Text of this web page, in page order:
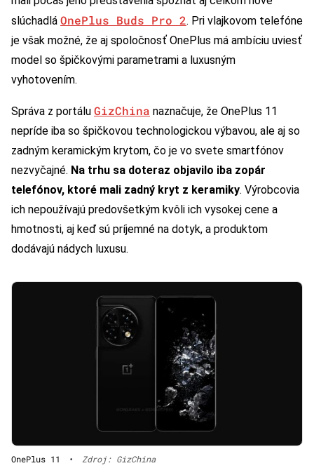
slúchadlá OnePlus Buds Pro 2. Pri vlajkovom telefóne
je však možné, že aj spoločnosť OnePlus má ambíciu uviesť
model so špičkovými parametrami a luxusným
vyhotovením.
Správa z portálu GizChina naznačuje, že OnePlus 11
nepríde iba so špičkovou technologickou výbavou, ale aj so
zadným keramickým krytom, čo je vo svete smartfónov
nezvyčajné. Na trhu sa doteraz objavilo iba zopár
telefónov, ktoré mali zadný kryt z keramiky. Výrobcovia
ich nepoužívajú predovšetkým kvôli ich vysokej cene a
hmotnosti, aj keď sú príjemné na dotyk, a produktom
dodávajú nádych luxusu.
OnePlus 11 • Zdroj: GizChina